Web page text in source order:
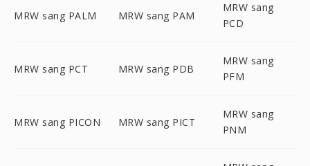
MRW sang PALM MRW sang PAM
MRW sang
PCD
MRW sang PCT MRW sang PDB
MRW sang
PFM
MRW sang PICON MRW sang PICT
MRW sang
PNM